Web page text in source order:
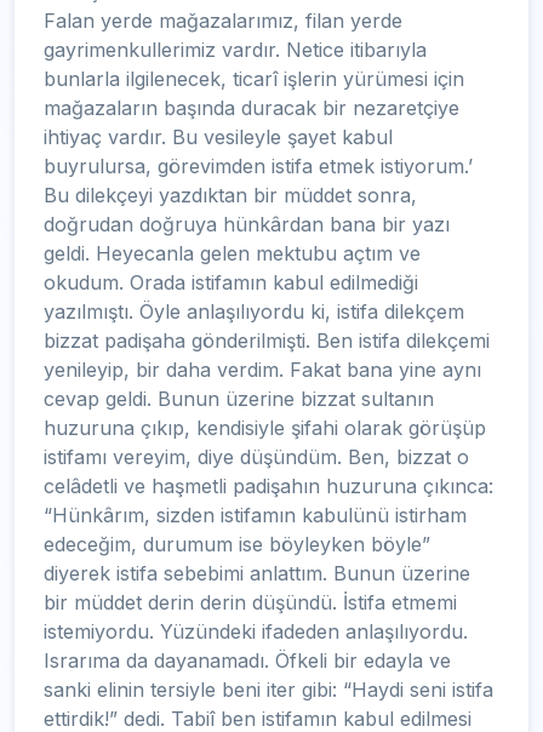
Falan yerde mağazalarımız, filan yerde
gayrimenkullerimiz vardır. Netice itibarıyla
bunlarla ilgilenecek, ticarî işlerin yürümesi için
mağazaların başında duracak bir nezaretçiye
ihtiyaç vardır. Bu vesileyle şayet kabul
buyrulursa, görevimden istifa etmek istiyorum.’
Bu dilekçeyi yazdıktan bir müddet sonra,
doğrudan doğruya hünkârdan bana bir yazı
geldi. Heyecanla gelen mektubu açtım ve
okudum. Orada istifamın kabul edilmediği
yazılmıştı. Öyle anlaşılıyordu ki, istifa dilekçem
bizzat padişaha gönderilmişti. Ben istifa dilekçemi
yenileyip, bir daha verdim. Fakat bana yine aynı
cevap geldi. Bunun üzerine bizzat sultanın
huzuruna çıkıp, kendisiyle şifahi olarak görüşüp
istifamı vereyim, diye düşündüm. Ben, bizzat o
celâdetli ve haşmetli padişahın huzuruna çıkınca:
“Hünkârım, sizden istifamın kabulünü istirham
edeceğim, durumum ise böyleyken böyle”
diyerek istifa sebebimi anlattım. Bunun üzerine
bir müddet derin derin düşündü. İstifa etmemi
istemiyordu. Yüzündeki ifadeden anlaşılıyordu.
Israrıma da dayanamadı. Öfkeli bir edayla ve
sanki elinin tersiyle beni iter gibi: “Haydi seni istifa
ettirdik!” dedi. Tabiî ben istifamın kabul edilmesi